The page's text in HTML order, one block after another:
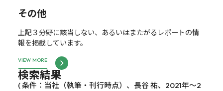
その他
上記３分野に該当しない、あるいはまたがるレポートの情
報を掲載しています。
VIEW MORE
検索結果
( 条件：当社（執筆・刊行時点）、長谷 祐、2021年～2